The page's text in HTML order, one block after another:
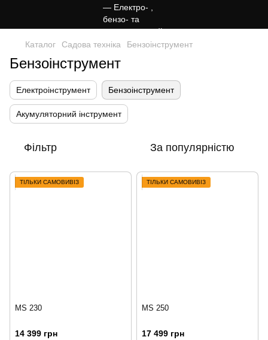
Каталог Садова техніка Бензоінструмент
Бензоінструмент
Електроінструмент Бензоінструмент
Акумуляторний інструмент
Фільтр За популярністю
ТІЛЬКИ САМОВИВІЗ
MS 230
14 399 грн
ТІЛЬКИ САМОВИВІЗ
MS 250
17 499 грн